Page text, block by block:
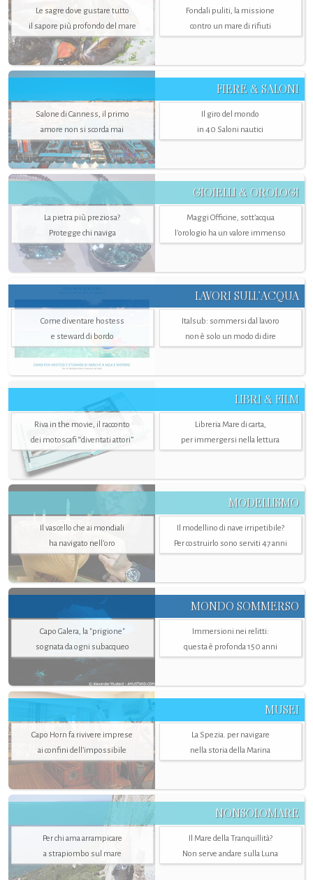
Le sagre dove gustare tutto
il sapore più profondo del mare
Fondali puliti, la missione
contro un mare di rifiuti
FIERE & SALONI
Salone di Canness, il primo
amore non si scorda mai
Il giro del mondo
in 40 Saloni nautici
GIOIELLI & OROLOGI
La pietra più preziosa?
Protegge chi naviga
Maggi Officine, sott’acqua
l'orologio ha un valore immenso
LAVORI SULL’ACQUA
Come diventare hostess
e steward di bordo
Italsub: sommersi dal lavoro
non è solo un modo di dire
LIBRI & FILM
Riva in the movie, il racconto
dei motoscafi “diventati attori”
Libreria Mare di carta,
per immergersi nella lettura
MODELLISMO
Il vascello che ai mondiali
ha navigato nell’oro
Il modellino di nave irripetibile?
Per costruirlo sono serviti 47 anni
MONDO SOMMERSO
Capo Galera, la "prigione"
sognata da ogni subacqueo
Immersioni nei relitti:
questa è profonda 150 anni
MUSEI
Capo Horn fa rivivere imprese
ai confini dell’impossibile
La Spezia. per navigare
nella storia della Marina
NONSOLOMARE
Per chi ama arrampicare
a strapiombo sul mare
Il Mare della Tranquillità?
Non serve andare sulla Luna